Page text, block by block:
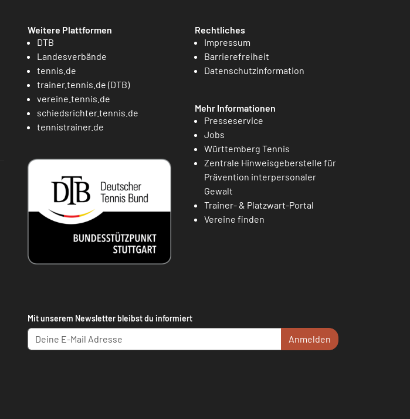
Weitere Plattformen
DTB
Landesverbände
tennis.de
trainer.tennis.de (DTB)
vereine.tennis.de
schiedsrichter.tennis.de
tennistrainer.de
Rechtliches
Impressum
Barrierefreiheit
Datenschutzinformation
Mehr Informationen
Presseservice
Jobs
Württemberg Tennis
Zentrale Hinweisgeberstelle für
Prävention interpersonaler
Gewalt
Trainer- & Platzwart-Portal
Vereine finden
Mit unserem Newsletter bleibst du informiert
Anmelden